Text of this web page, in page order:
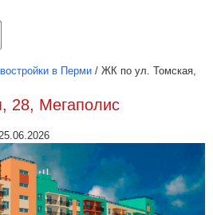
в Перми / ЖК по ул. Томская,
28, Мегаполис